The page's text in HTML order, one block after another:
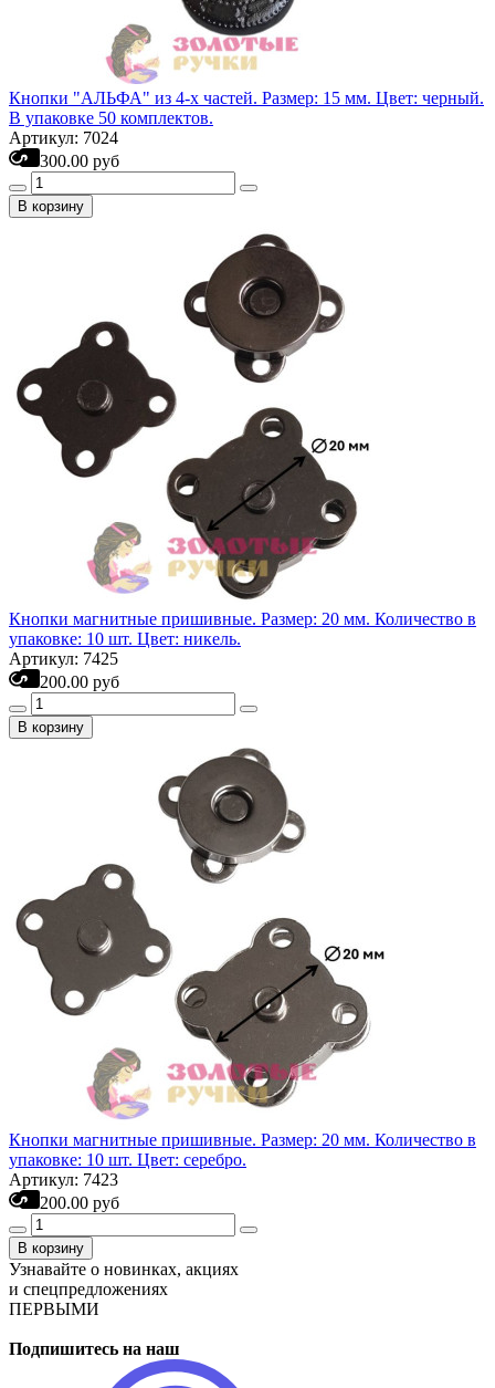
Кнопки "АЛЬФА" из 4-х частей. Размер: 15 мм. Цвет: черный.
В упаковке 50 комплектов.
Артикул: 7024
300.00 руб
В корзину
Кнопки магнитные пришивные. Размер: 20 мм. Количество в
упаковке: 10 шт. Цвет: никель.
Артикул: 7425
200.00 руб
В корзину
Кнопки магнитные пришивные. Размер: 20 мм. Количество в
упаковке: 10 шт. Цвет: серебро.
Артикул: 7423
200.00 руб
В корзину
Узнавайте о новинках, акциях
и спецпредложениях
ПЕРВЫМИ
Подпишитесь на наш